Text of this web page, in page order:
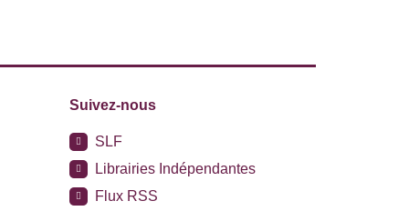
Suivez-nous
SLF
Librairies Indépendantes
Flux RSS